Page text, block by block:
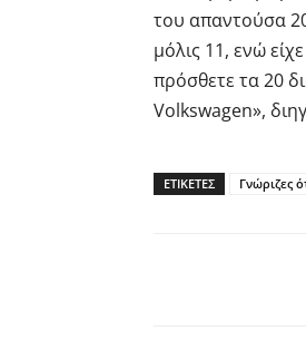
του απαντούσα
μόλις 11, ενώ
πρόσθετε τα 20
Volkswagen»,
ΕΤΙΚΕΤΕΣ Γνώριζες